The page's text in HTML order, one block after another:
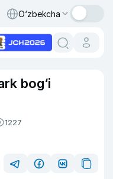
O‘zbekcha
bog‘i
1227